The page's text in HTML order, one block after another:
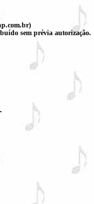
sem prévia autorização.